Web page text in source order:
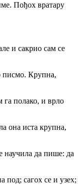
Пођох вратару
и сакрио сам се
писмо. Крупна,
га полако, и врло
она иста крупна,
научила да пише: да
сагох се и узех;